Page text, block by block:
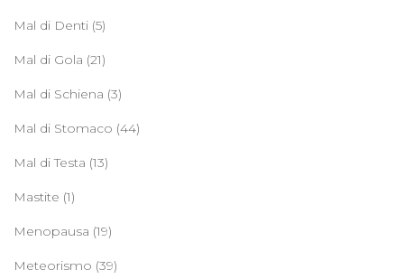
Mal di Denti (5)
Mal di Gola (21)
Mal di Schiena (3)
Mal di Stomaco (44)
Mal di Testa (13)
Mastite (1)
Menopausa (19)
Meteorismo (39)